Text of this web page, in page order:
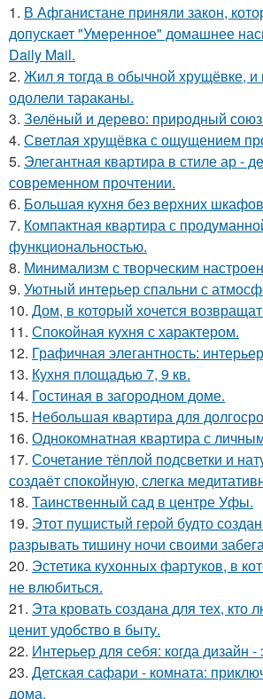
1. В Афганистане приняли закон,
допускает "Умеренное" домашнее
Daily Mail.
2. Жил я тогда в обычной хрущёвке, и
одолели тараканы.
3. Зелёный и дерево: природный
4. Светлая хрущёвка с ощущением
5. Элегантная квартира в стиле ар -
современном прочтении.
6. Большая кухня без верхних шкафов
7. Компактная квартира с
функциональностью.
8. Минимализм с творческим
9. Уютный интерьер спальни с
10. Дом, в который хочется
11. Спокойная кухня с характером.
12. Графичная элегантность:
13. Кухня площадью 7, 9 кв.
14. Гостиная в загородном доме.
15. Небольшая квартира для
16. Однокомнатная квартира с
17. Сочетание тёплой подсветки и
создаёт спокойную, слегка
18. Таинственный сад в центре Уфы.
19. Этот пушистый герой будто
разрывать тишину ночи своими
20. Эстетика кухонных фартуков, в
не влюбиться.
21. Эта кровать создана для тех, кто
ценит удобство в быту.
22. Интерьер для себя: когда дизайн -
23. Детская сафари - комната:
дома.